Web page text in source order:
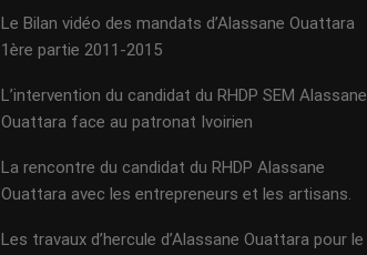
Le Bilan vidéo des mandats d’Alassane Ouattara
1ère partie 2011-2015
L’intervention du candidat du RHDP SEM Alassane
Ouattara face au patronat Ivoirien
La rencontre du candidat du RHDP Alassane
Ouattara avec les entrepreneurs et les artisans.
Les travaux d’hercule d’Alassane Ouattara pour le